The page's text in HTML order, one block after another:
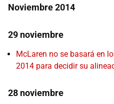
Noviembre 2014
29 noviembre
McLaren no se basará en
2014 para decidir su
28 noviembre